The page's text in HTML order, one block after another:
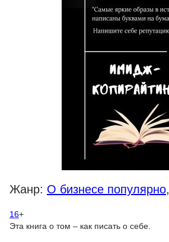
Жанр: О бизнесе популярно,
16+
Эта книга о том – как писать о себе.